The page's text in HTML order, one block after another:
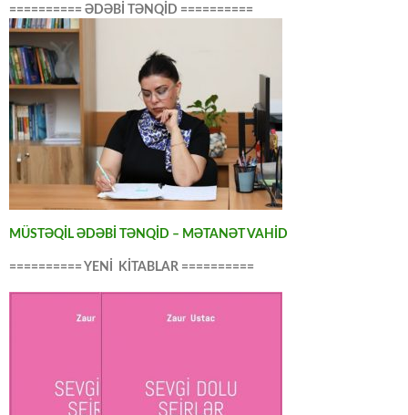
========== ƏDƏBİ TƏNQİD ==========
MÜSTƏQİL ƏDƏBİ TƏNQİD – MƏTANƏT VAHİD
========== YENİ KİTABLAR ==========